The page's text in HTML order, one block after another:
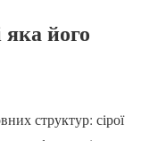
яка його
структур: сірої